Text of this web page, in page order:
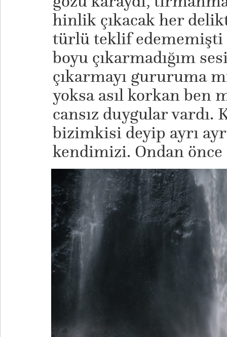
hinlik çıkacak her
türlü teklif edememişti
boyu çıkarmadığım
çıkarmayı gururuma
yoksa asıl korkan ben
cansız duygular
bizimkisi deyip ayrı
kendimizi. Ondan önce